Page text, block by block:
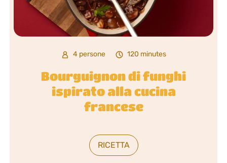
4 persone 120 minutes
Bourguignon di funghi
ispirato alla cucina
francese
RICETTA